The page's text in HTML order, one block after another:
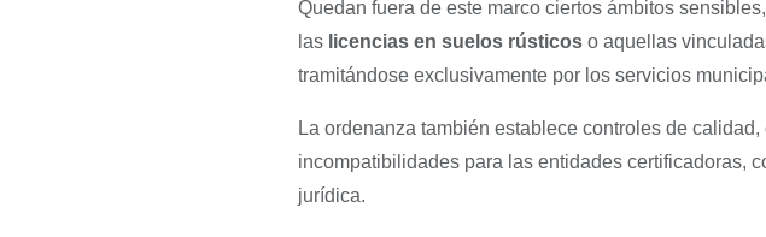
Quedan fuera de este marco ciertos ámbitos
las licencias en suelos rústicos o aquellas
tramitándose exclusivamente por los servicios
La ordenanza también establece controles de
incompatibilidades para las entidades certificadoras,
jurídica.